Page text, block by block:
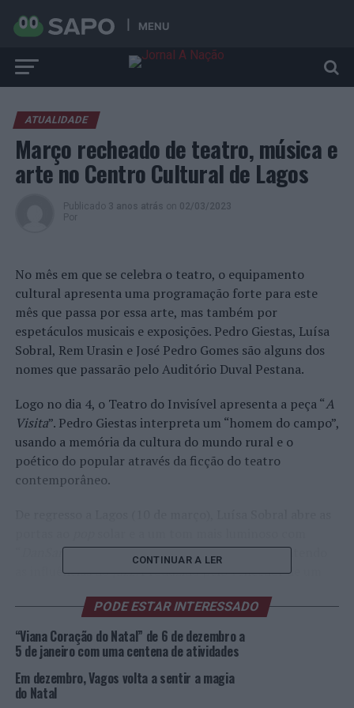
MENU
ATUALIDADE
Março recheado de teatro, música e
arte no Centro Cultural de Lagos
Publicado 3 anos atrás on 02/03/2023
Por
No mês em que se celebra o teatro, o equipamento
cultural apresenta uma programação forte para este
mês que passa por essa arte, mas também por
espetáculos musicais e exposições. Pedro Giestas, Luísa
Sobral, Rem Urasin e José Pedro Gomes são alguns dos
nomes que passarão pelo Auditório Duval Pestana.
Logo no dia 4, o Teatro do Invisível apresenta a peça “A
Visita”. Pedro Giestas interpreta um “homem do campo”,
usando a memória da cultura do mundo rural e o
poético do popular através da ficção do teatro
contemporâneo.
DanSando”, o seu sexto álbum de originais, mantendo
as influências dojazz. Produzido pelo vencedor de um
entre Lisboa e São Paulo.
Habituado a dar música por todo o concelho, o ciclo de
concertos
Ímpar) vai presentear, em março, com dois espetáculos
– “ Piano a 4 mãos
CONTINUAR A LER
PODE ESTAR INTERESSADO
“Viana Coração do Natal” de 6 de dezembro a
5 de janeiro com uma centena de atividades
Em dezembro, Vagos volta a sentir a magia
do Natal